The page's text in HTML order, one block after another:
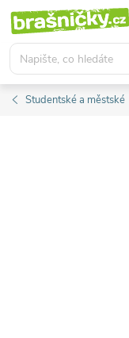
Přejít
obsah
Studentské a městské